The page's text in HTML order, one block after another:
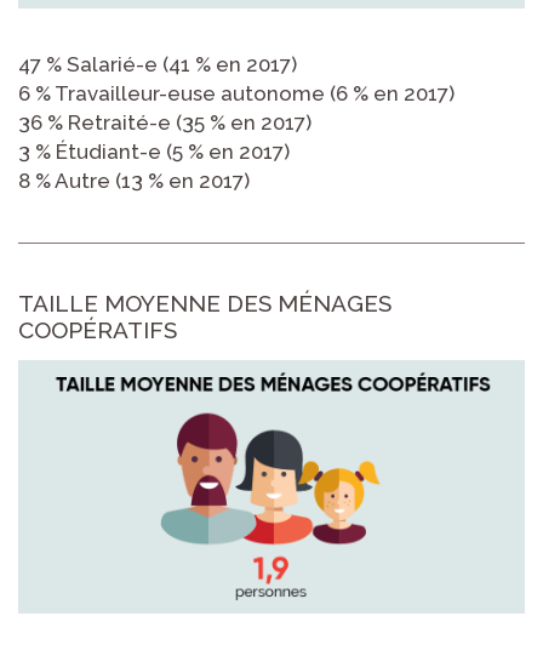
47 % Salarié-e (41 % en 2017)
6 % Travailleur-euse autonome (6 % en 2017)
36 % Retraité-e (35 % en 2017)
3 % Étudiant-e (5 % en 2017)
8 % Autre (13 % en 2017)
TAILLE MOYENNE DES MÉNAGES
COOPÉRATIFS